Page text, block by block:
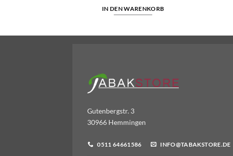
IN DEN WARENKORB
Gutenbergstr. 3
30966 Hemmingen
0511 64661586 INFO@TABAKSTORE.DE